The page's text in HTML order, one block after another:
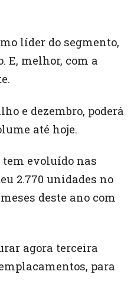
líder do segmento,
E, melhor, com a
e dezembro, poderá
até hoje.
tem evoluído nas
2.770 unidades no
deste ano com
agora terceira
para